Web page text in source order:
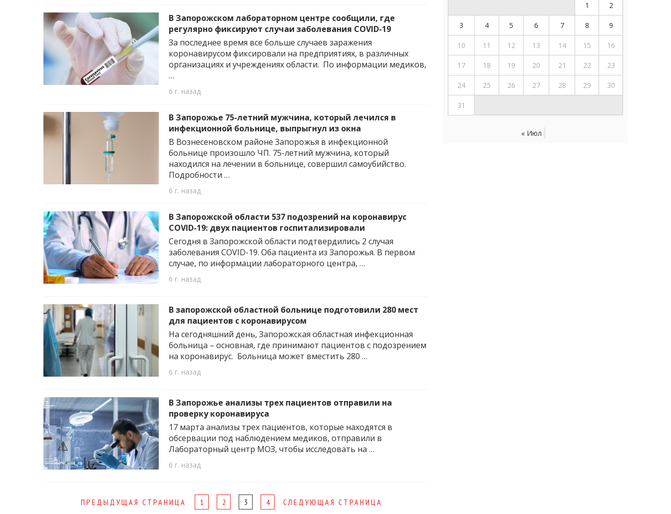
В Запорожском лабораторном центре сообщили, где
регулярно фиксируют случаи заболевания COVID-19
За последнее время все больше случаев заражения
коронавирусом фиксировали на предприятиях, в различных
организациях и учреждениях области. По информации медиков,
…
6 г. назад
В Запорожье 75-летний мужчина, который лечился в
инфекционной больнице, выпрыгнул из окна
В Вознесеновском районе Запорожья в инфекционной
больнице произошло ЧП. 75-летний мужчина, который
находился на лечении в больнице, совершил самоубийство.
Подробности …
6 г. назад
В Запорожской области 537 подозрений на коронавирус
COVID-19: двух пациентов госпитализировали
Сегодня в Запорожской области подтвердились 2 случая
заболевания COVID-19. Оба пациента из Запорожья. В первом
случае, по информации лабораторного центра, …
6 г. назад
В запорожской областной больнице подготовили 280 мест
для пациентов с коронавирусом
На сегодняшний день, Запорожская областная инфекционная
больница – основная, где принимают пациентов с подозрением
на коронавирус. Больница может вместить 280 …
6 г. назад
В Запорожье анализы трех пациентов отправили на
проверку коронавируса
17 марта анализы трех пациентов, которые находятся в
обсервации под наблюдением медиков, отправили в
Лабораторный центр МОЗ, чтобы исследовать на …
6 г. назад
ПРЕДЫДУЩАЯ СТРАНИЦА 1 2 3 4 СЛЕДУЮЩАЯ СТРАНИЦА
1 2
3 4 5 6 7 8 9
10 11 12 13 14 15 16
17 18 19 20 21 22 23
24 25 26 27 28 29 30
31
« Июл